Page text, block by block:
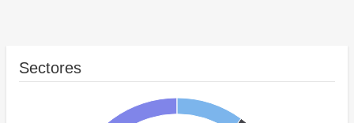
Sectores